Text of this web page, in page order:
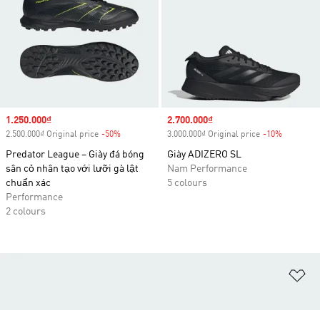
Sale price
1.250.000₫
2.500.000₫ Original price -50%
Predator League – Giày đá bóng
sân cỏ nhân tạo với lưỡi gà lật
chuẩn xác
Performance
2 colours
Sale price
2.700.000₫
3.000.000₫ Original price -10%
Giày ADIZERO SL
Nam Performance
5 colours